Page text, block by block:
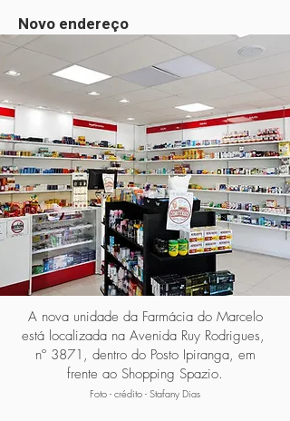
Novo endereço
A nova unidade da Farmácia do Marcelo
está localizada na Avenida Ruy Rodrigues,
nº 3871, dentro do Posto Ipiranga, em
frente ao Shopping Spazio.
Foto - crédito - Stafany Dias